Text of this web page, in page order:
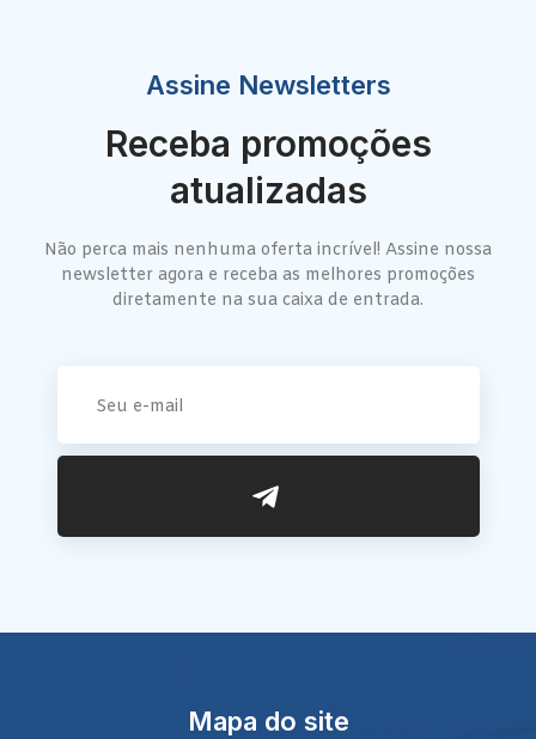
Assine Newsletters
Receba promoções
atualizadas
Não perca mais nenhuma oferta incrível! Assine nossa
newsletter agora e receba as melhores promoções
diretamente na sua caixa de entrada.
Mapa do site